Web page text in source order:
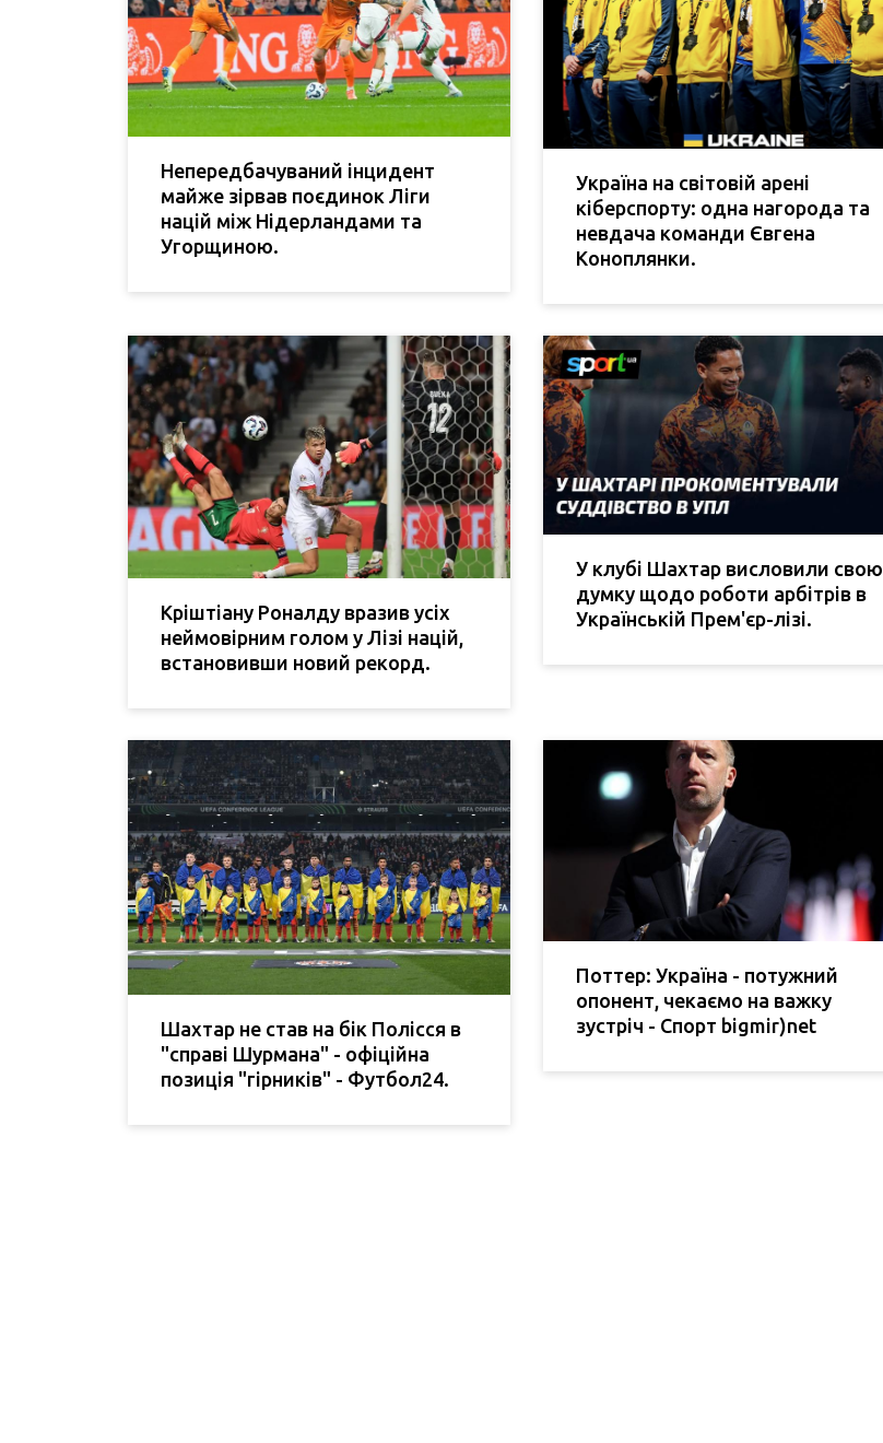
Непередбачуваний інцидент
майже зірвав поєдинок Ліги
націй між Нідерландами та
Угорщиною.
Україна на світовій арені
кіберспорту: одна нагорода та
невдача команди Євгена
Коноплянки.
Кріштіану Роналду вразив усіх
неймовірним голом у Лізі націй,
встановивши новий рекорд.
У клубі Шахтар висловили свою
думку щодо роботи арбітрів в
Українській Прем'єр-лізі.
Шахтар не став на бік Полісся в
"справі Шурмана" - офіційна
позиція "гірників" - Футбол24.
Поттер: Україна - потужний
опонент, чекаємо на важку
зустріч - Спорт bigmir)net